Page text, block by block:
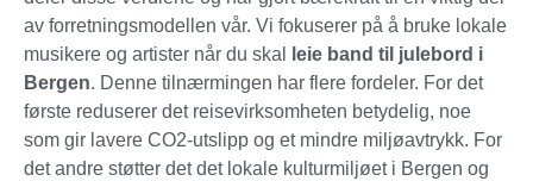
av forretningsmodellen vår. Vi fokuserer på å bruke lokale
musikere og artister når du skal
leie band til julebord i
Bergen. Denne tilnærmingen har flere fordeler. For det
første reduserer det reisevirksomheten betydelig, noe
som gir lavere CO2-utslipp og et mindre miljøavtrykk. For
det andre støtter det det lokale kulturmiljøet i Bergen og